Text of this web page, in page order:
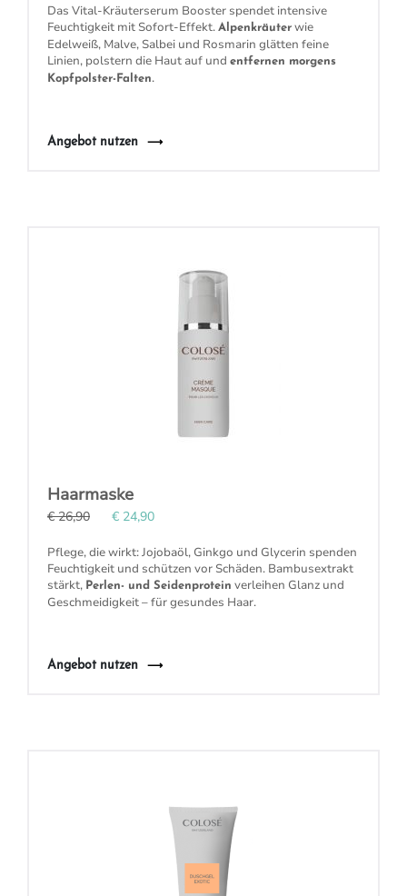
Das Vital-Kräuterserum Booster spendet intensive
Feuchtigkeit mit Sofort-Effekt. Alpenkräuter wie
Edelweiß, Malve, Salbei und Rosmarin glätten feine
Linien, polstern die Haut auf und entfernen morgens
Kopfpolster-Falten.
Angebot nutzen
Haarmaske
€ 26,90 € 24,90
Pflege, die wirkt: Jojobaöl, Ginkgo und Glycerin spenden
Feuchtigkeit und schützen vor Schäden. Bambusextrakt
stärkt, Perlen- und Seidenprotein verleihen Glanz und
Geschmeidigkeit – für gesundes Haar.
Angebot nutzen